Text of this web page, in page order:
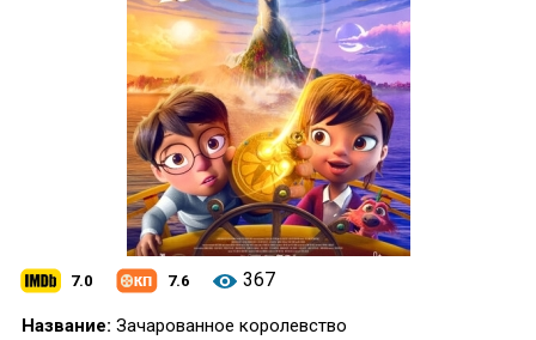
7.0 7.6 367
Название: Зачарованное королевство